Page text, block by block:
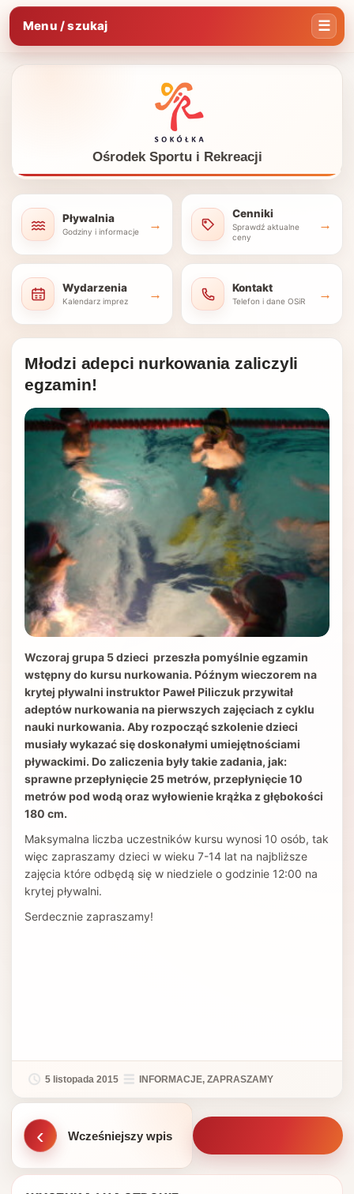
Menu / szukaj
Ośrodek Sportu i Rekreacji
Pływalnia
Godziny i informacje →
Cenniki
Sprawdź aktualne
ceny
→
Wydarzenia
Kalendarz imprez → Kontakt
Telefon i dane OSiR →
Młodzi adepci nurkowania zaliczyli
egzamin!
Wczoraj grupa 5 dzieci przeszła pomyślnie egzamin
wstępny do kursu nurkowania. Późnym wieczorem na
krytej pływalni instruktor Paweł Piliczuk przywitał
adeptów nurkowania na pierwszych zajęciach z cyklu
nauki nurkowania. Aby rozpocząć szkolenie dzieci
musiały wykazać się doskonałymi umiejętnościami
pływackimi. Do zaliczenia były takie zadania, jak:
sprawne przepłynięcie 25 metrów, przepłynięcie 10
metrów pod wodą oraz wyłowienie krążka z głębokości
180 cm.
Maksymalna liczba uczestników kursu wynosi 10 osób, tak
więc zapraszamy dzieci w wieku 7-14 lat na najbliższe
zajęcia które odbędą się w niedziele o godzinie 12:00 na
krytej pływalni.
Serdecznie zapraszamy!
5 listopada 2015 INFORMACJE, ZAPRASZAMY